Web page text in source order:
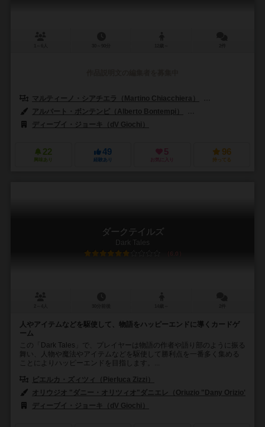
マルティーノ・シアチエラ（Martino Chiacchiera）
アルバート・ボンテンピ（Alberto Bontempi）
ディーブイ・ジョーキ（dV Giochi）
22
興味あり
49
経験あり
5
お気に入り
96
持ってる
ダークテイルズ
Dark Tales
6.0
人やアイテムなどを駆使して、物語をハッピーエンドに導くカードゲ
ーム
この「Dark Tales」で、プレイヤーは物語の作者や語り部のように振る
舞い、人物や魔法やアイテムなどを駆使して勝利点を一番多く集める
ことによりハッピーエンドを目指します。...
ピエルカ・ズィツィ（Pierluca Zizzi）
オリウジオ "ダニー・オリツィオ"ダニエレ（Oriuzio "Dany Orizio"
ディーブイ・ジョーキ（dV Giochi）